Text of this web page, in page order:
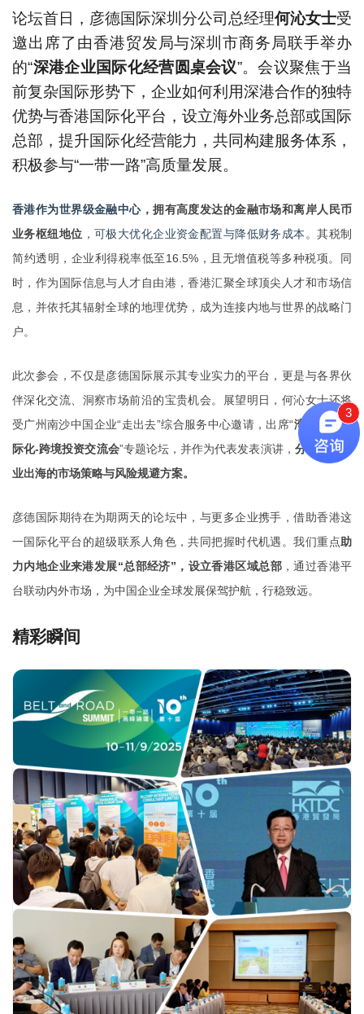
论坛首日，彦德国际深圳分公司总经理何沁女士受
邀出席了由香港贸发局与深圳市商务局联手举办
的“深港企业国际化经营圆桌会议”。会议聚焦于当
前复杂国际形势下，企业如何利用深港合作的独特
优势与香港国际化平台， 设立海外业务总部或国际
总部 ，提升国际化经营能力，共同构建服务体系，
积极参与“一带一路”高质量发展。
香港作为世界级金融中心，拥有高度发达的金融市场和离岸人民币
业务枢纽地位 ，可极大优化企业资金配置与降低财务成本。其税制
简约透明，企业利得税率低至16.5%，且无增值税等多种税项。同
时，作为国际信息与人才自由港，香港汇聚全球顶尖人才和市场信
息，并依托其辐射全球的地理优势，成为连接内地与世界的战略门
户。
此次参会，不仅是彦德国际展示其专业实力的平台，更是与各界伙
伴深化交流、洞察市场前沿的宝贵机会。展望明日，何沁女士还将
受广州南沙中国企业“走出去”综合服务中心邀请，出席“湾区企业国
际化-跨境投资交流会”专题论坛，并作为代表发表演讲， 分享中资企
业出海的市场策略与风险规避方案。
彦德国际期待在为期两天的论坛中，与更多企业携手，借助香港这
一国际化平台的超级联系人角色，共同把握时代机遇。我们重点 助
力内地企业来港发展“总部经济”，设立香港区域总部，通过香港平
台联动内外市场，为中国企业全球发展保驾护航，行稳致远。
精彩瞬间
3